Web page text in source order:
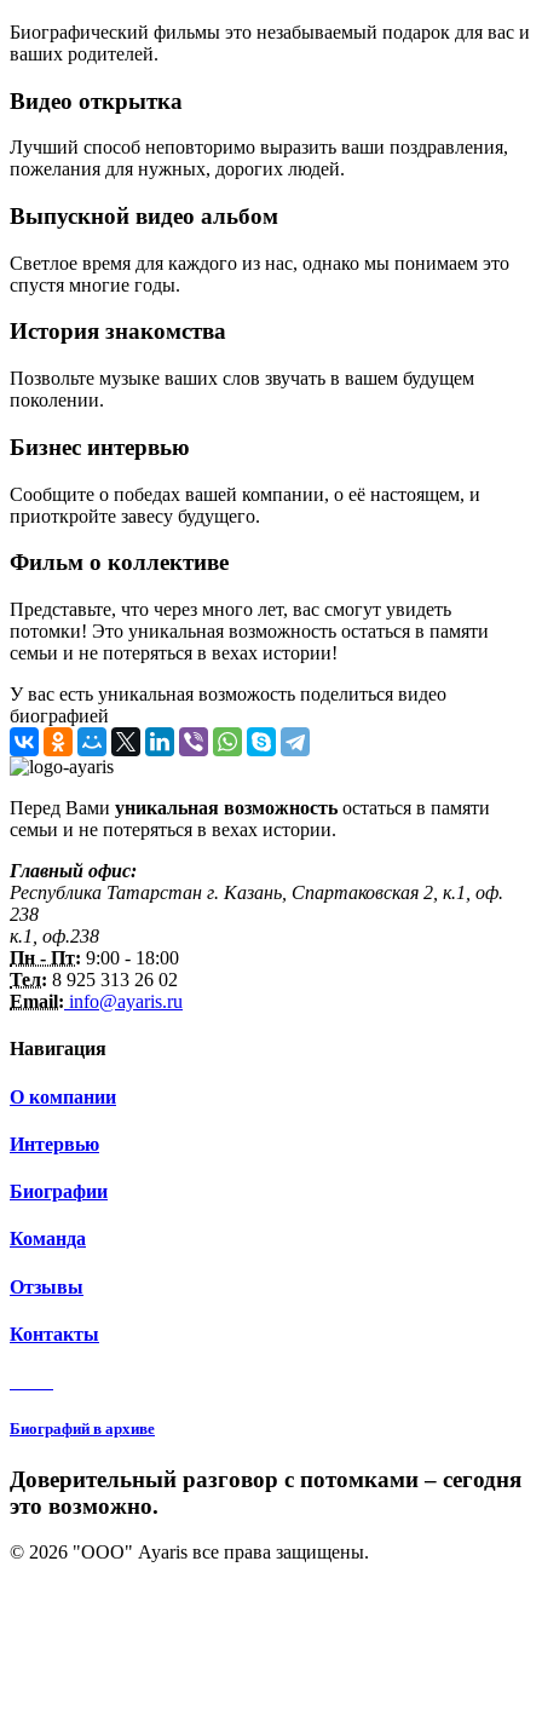
Биографический фильмы это незабываемый подарок для вас и
ваших родителей.
Видео открытка
Лучший способ неповторимо выразить ваши поздравления,
пожелания для нужных, дорогих людей.
Выпускной видео альбом
Светлое время для каждого из нас, однако мы понимаем это
спустя многие годы.
История знакомства
Позвольте музыке ваших слов звучать в вашем будущем
поколении.
Бизнес интервью
Сообщите о победах вашей компании, о её настоящем, и
приоткройте завесу будущего.
Фильм о коллективе
Представьте, что через много лет, вас смогут увидеть
потомки! Это уникальная возможность остаться в памяти
семьи и не потеряться в вехах истории!
У вас есть уникальная возможость поделиться видео
биографией
Перед Вами уникальная возможность остаться в памяти
семьи и не потеряться в вехах истории.
Главный офис:
Республика Татарстан г. Казань, Спартаковская 2, к.1, оф.
238
к.1, оф.238
Пн - Пт: 9:00 - 18:00
Тел: 8 925 313 26 02
Email: info@ayaris.ru
Навигация
О компании
Интервью
Биографии
Команда
Отзывы
Контакты
Биографий в архиве
Доверительный разговор с потомками – сегодня
это возможно.
© 2026 "ООО" Ayaris все права защищены.